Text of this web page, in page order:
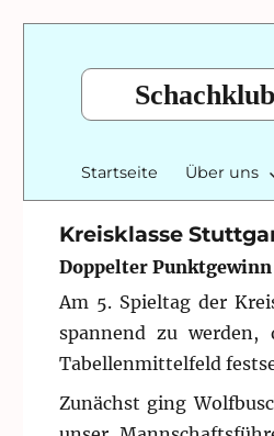
Startseite Über uns
Kreisklasse
Doppelter
Am 5. Spieltag der
spannend zu
Tabellenmittelfeld
Zunächst ging